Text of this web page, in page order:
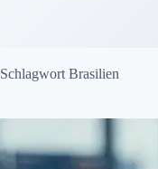
Schlagwort Brasilien